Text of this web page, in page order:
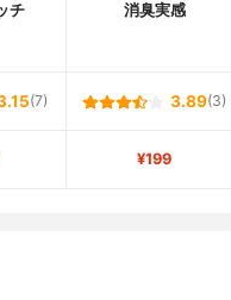
チ
消臭実感
(7) 3.89(3)
¥199